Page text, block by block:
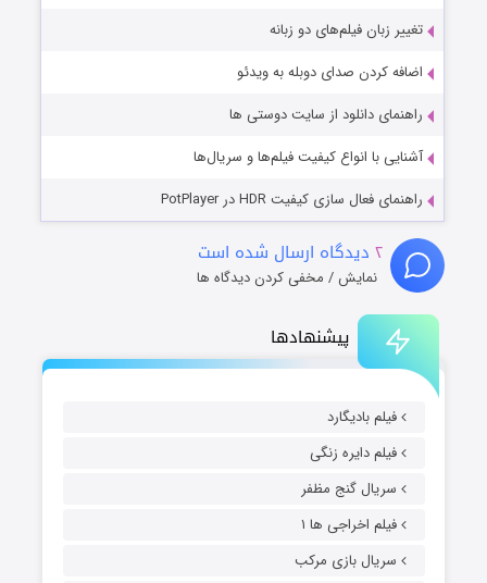
پیشنهادها
فیلم بادیگارد
فیلم دایره زنگی
سریال گنج مظفر
فیلم اخراجی ها ۱
سریال بازی مرکب
تغییر زبان فیلم‌های دو زبانه
اضافه کردن صدای دوبله به ویدئو
راهنمای دانلود از سایت دوستی ها
آشنایی با انواع کیفیت فیلم‌ها و سریال‌ها
راهنمای فعال سازی کیفیت HDR در PotPlayer
۲ دیدگاه ارسال شده است
نمایش / مخفی کردن دیدگاه ها